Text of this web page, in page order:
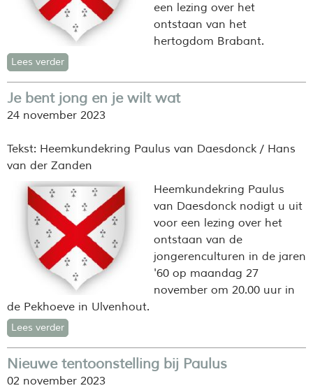
een lezing over het
ontstaan van het
hertogdom Brabant.
Lees verder
Je bent jong en je wilt wat
24 november 2023
Tekst: Heemkundekring Paulus van Daesdonck / Hans
van der Zanden
Heemkundekring Paulus
van Daesdonck nodigt u uit
voor een lezing over het
ontstaan van de
jongerenculturen in de jaren
'60 op maandag 27
november om 20.00 uur in
de Pekhoeve in Ulvenhout.
Lees verder
Nieuwe tentoonstelling bij Paulus
02 november 2023